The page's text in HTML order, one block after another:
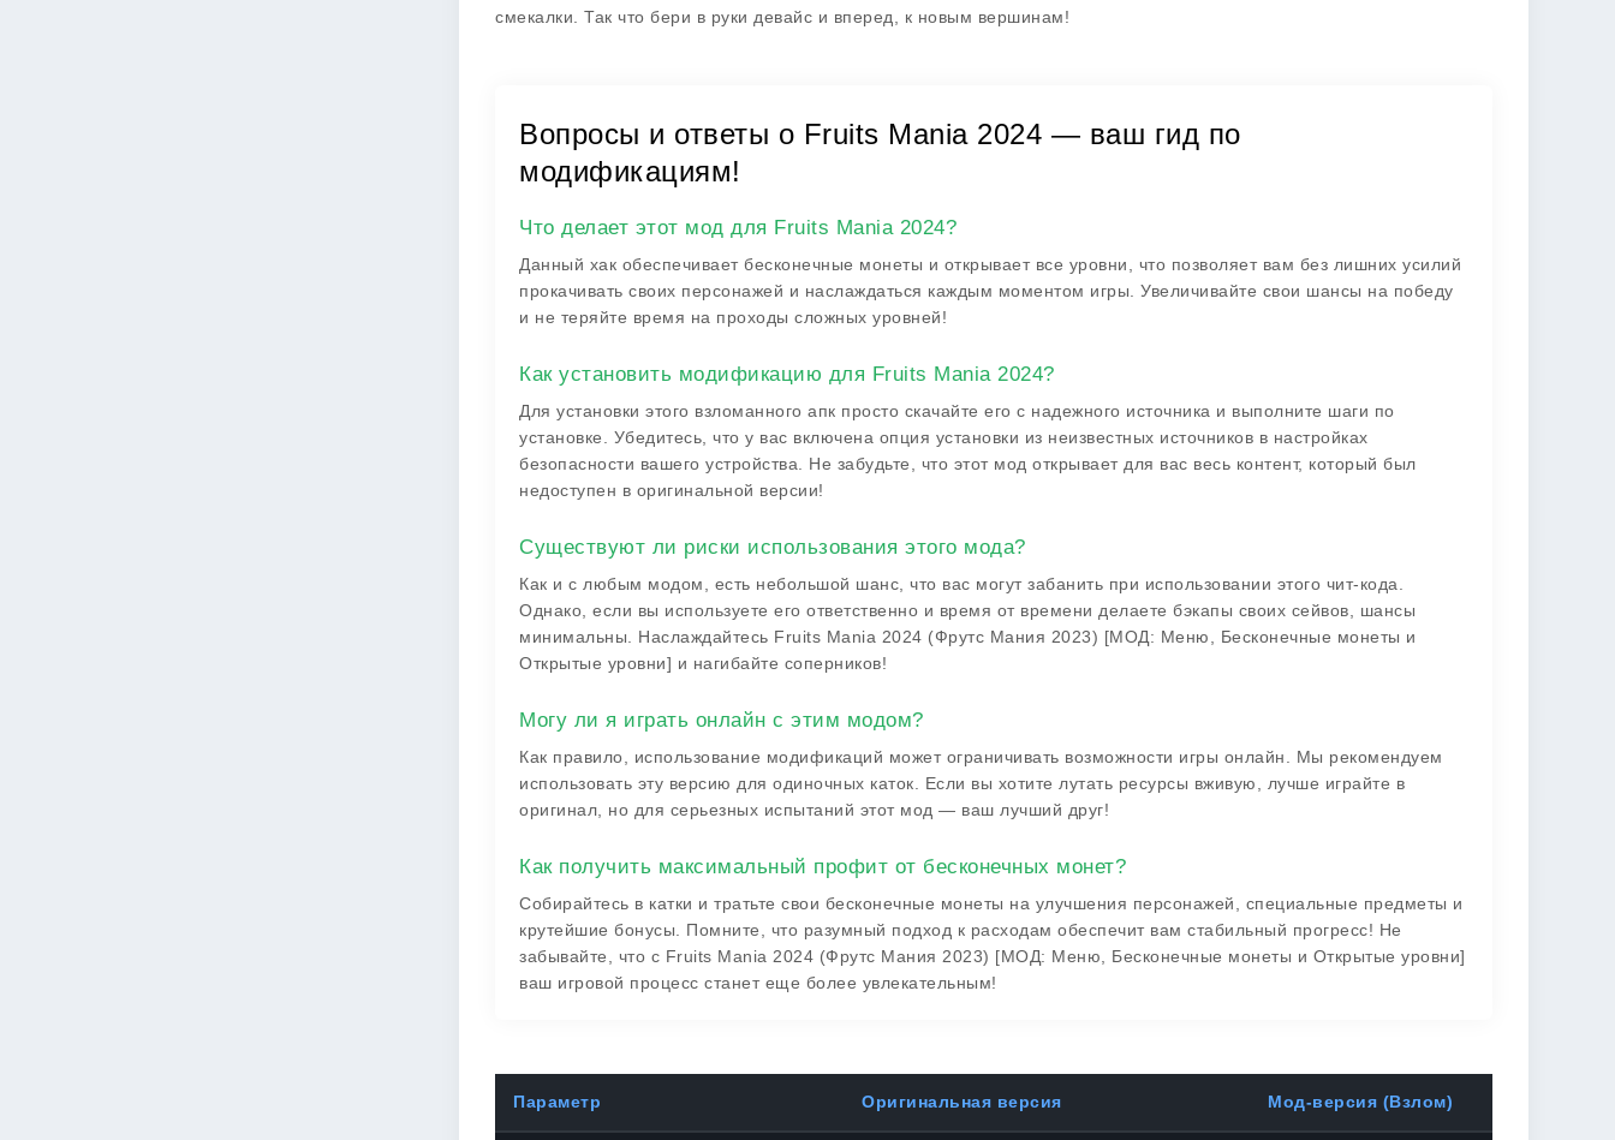
смекалки. Так что бери в руки девайс и вперед, к новым вершинам!
Вопросы и ответы о Fruits Mania 2024 — ваш гид по
модификациям!
Что делает этот мод для Fruits Mania 2024?
Данный хак обеспечивает бесконечные монеты и открывает все уровни, что позволяет вам без лишних усилий
прокачивать своих персонажей и наслаждаться каждым моментом игры. Увеличивайте свои шансы на победу
и не теряйте время на проходы сложных уровней!
Как установить модификацию для Fruits Mania 2024?
Для установки этого взломанного апк просто скачайте его с надежного источника и выполните шаги по
установке. Убедитесь, что у вас включена опция установки из неизвестных источников в настройках
безопасности вашего устройства. Не забудьте, что этот мод открывает для вас весь контент, который был
недоступен в оригинальной версии!
Существуют ли риски использования этого мода?
Как и с любым модом, есть небольшой шанс, что вас могут забанить при использовании этого чит-кода.
Однако, если вы используете его ответственно и время от времени делаете бэкапы своих сейвов, шансы
минимальны. Наслаждайтесь Fruits Mania 2024 (Фрутс Мания 2023) [МОД: Меню, Бесконечные монеты и
Открытые уровни] и нагибайте соперников!
Могу ли я играть онлайн с этим модом?
Как правило, использование модификаций может ограничивать возможности игры онлайн. Мы рекомендуем
использовать эту версию для одиночных каток. Если вы хотите лутать ресурсы вживую, лучше играйте в
оригинал, но для серьезных испытаний этот мод — ваш лучший друг!
Как получить максимальный профит от бесконечных монет?
Собирайтесь в катки и тратьте свои бесконечные монеты на улучшения персонажей, специальные предметы и
крутейшие бонусы. Помните, что разумный подход к расходам обеспечит вам стабильный прогресс! Не
забывайте, что с Fruits Mania 2024 (Фрутс Мания 2023) [МОД: Меню, Бесконечные монеты и Открытые уровни]
ваш игровой процесс станет еще более увлекательным!
Параметр Оригинальная версия Мод-версия (Взлом)